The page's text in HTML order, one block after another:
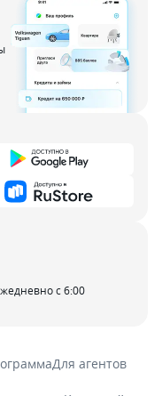
с 6:00
Для агентов